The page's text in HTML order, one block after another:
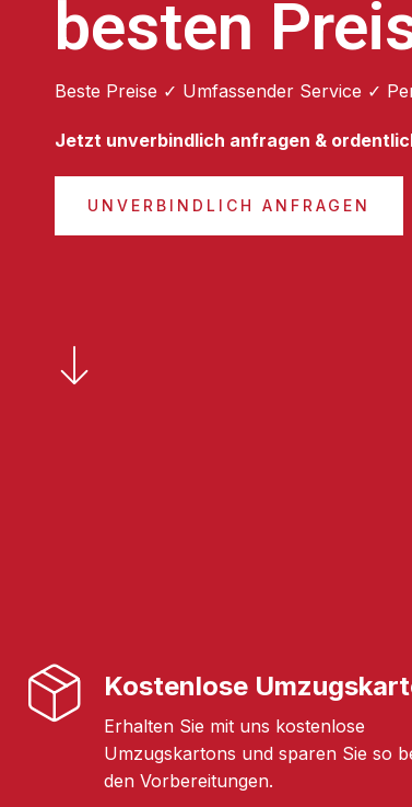
besten
Beste Preise ✓ Umfassender Service ✓
Jetzt unverbindlich anfragen &
UNVERBINDLICH ANFRAGEN
Kostenlose
Erhalten Sie mit uns kostenlose
Umzugskartons und sparen Sie so
den Vorbereitungen.